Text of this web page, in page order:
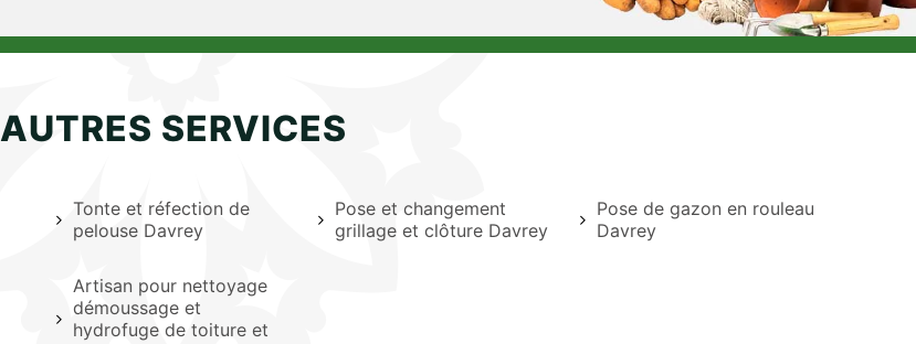
AUTRES SERVICES
Tonte et réfection de
pelouse Davrey
Pose et changement
grillage et clôture Davrey
Pose de gazon en rouleau
Davrey
Artisan pour nettoyage
démoussage et
hydrofuge de toiture et